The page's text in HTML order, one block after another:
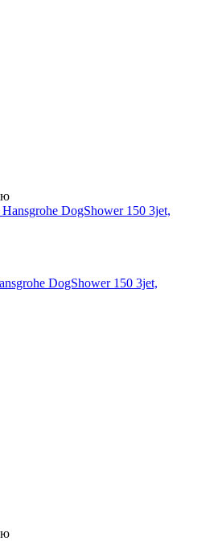
DogShower 150 3jet,